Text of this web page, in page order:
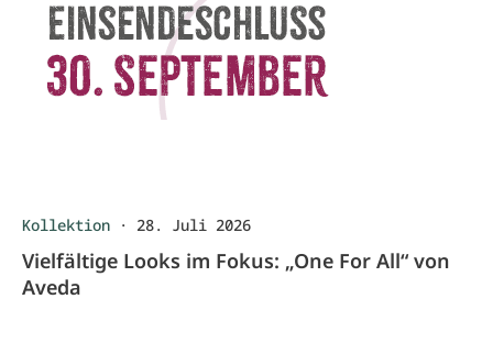
Kollektion · 28. Juli 2026
Vielfältige Looks im Fokus: „One For All“ von
Aveda